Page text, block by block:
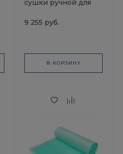
сушки ручной для
длина 400мм
Русский Мастер
9 255 руб.
В КОРЗИНУ